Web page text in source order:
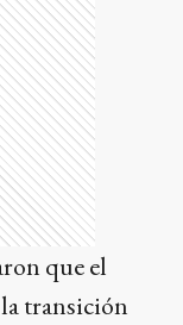
que el
transición